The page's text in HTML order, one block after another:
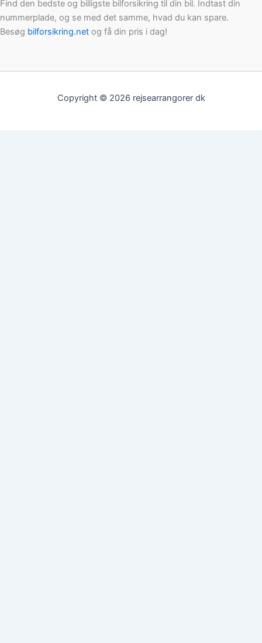
Find den bedste og billigste bilforsikring til din bil. Indtast din
nummerplade, og se med det samme, hvad du kan spare.
Besøg bilforsikring.net og få din pris i dag!
Copyright © 2026 rejsearrangorer dk